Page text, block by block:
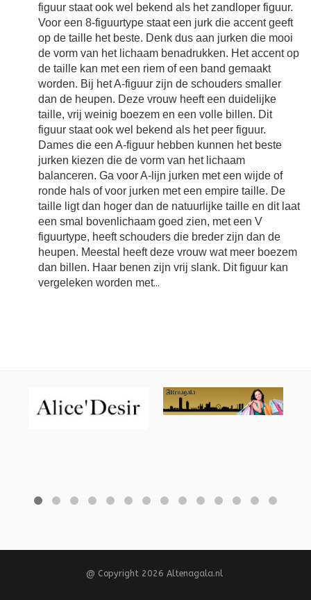
figuur staat ook wel bekend als het zandloper figuur.
Voor een 8-figuurtype staat een jurk die accent geeft
op de taille het beste. Denk dus aan jurken die mooi
de vorm van het lichaam benadrukken. Het accent op
de taille kan met een riem of een band gemaakt
worden. Bij het A-figuur zijn de schouders smaller
dan de heupen. Deze vrouw heeft een duidelijke
taille, vrij weinig boezem en een volle billen. Dit
figuur staat ook wel bekend als het peer figuur.
Dames die een A-figuur hebben kunnen het beste
jurken kiezen die de vorm van het lichaam
balanceren. Ga voor A-lijn jurken met een wijde of
ronde hals of voor jurken met een empire taille. De
taille ligt dan hoger dan de natuurlijke taille en dit laat
een smal bovenlichaam goed zien, met een V
figuurtype, heeft schouders die breder zijn dan de
heupen. Meestal heeft deze vrouw wat meer boezem
dan billen. Haar benen zijn vrij slank. Dit figuur kan
vergeleken worden met...
@ Copyright 2026 Altenagala.nl